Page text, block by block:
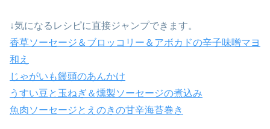
↓気になるレシピに直接ジャンプできます。
香草ソーセージ＆ブロッコリー＆アボカドの辛子味噌マヨ
和え
じゃがいも饅頭のあんかけ
うすい豆と玉ねぎ＆燻製ソーセージの煮込み
魚肉ソーセージとえのきの甘辛海苔巻き